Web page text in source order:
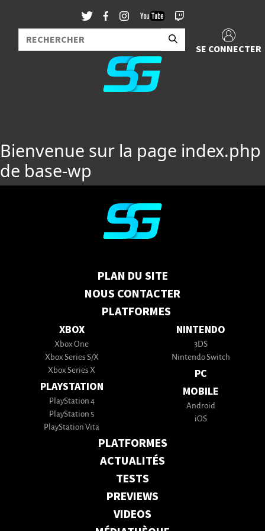
SE CONNECTER
Bienvenue sur la page index.php
de base-wp
PLAN DU SITE
NOUS CONTACTER
PLATFORMES
XBOX
Xbox One
Xbox Series S/X
Xbox Series X
PLAYSTATION
PlayStation 4
PlayStation 5
PlayStation Vita
NINTENDO
3DS
Nintendo Switch
PC
MOBILE
Android
iOS
PLATFORMES
ACTUALITÉS
TESTS
PREVIEWS
VIDEOS